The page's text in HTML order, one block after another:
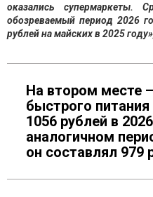
оказались супермаркеты.
обозреваемый период 2026
рублей на майских в 2025
На втором месте
быстрого
1056 рублей в
аналогичном
он составлял 979